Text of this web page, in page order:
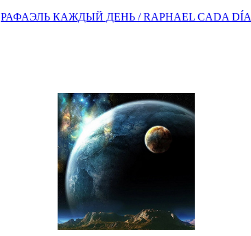
РАФАЭЛЬ КАЖДЫЙ ДЕНЬ / RAPHAEL CADA DÍA